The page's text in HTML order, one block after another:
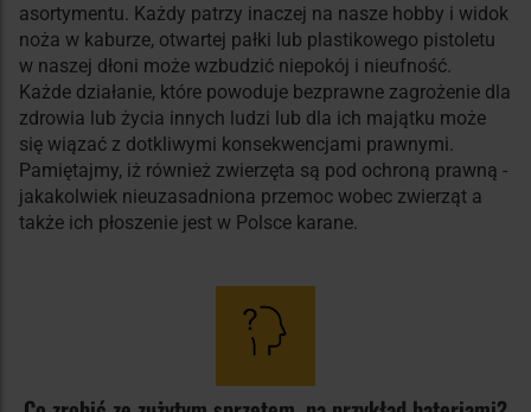
asortymentu. Każdy patrzy inaczej na nasze hobby i widok
noża w kaburze, otwartej pałki lub plastikowego pistoletu
w naszej dłoni może wzbudzić niepokój i nieufność.
Każde działanie, które powoduje bezprawne zagrożenie dla
zdrowia lub życia innych ludzi lub dla ich majątku może
się wiązać z dotkliwymi konsekwencjami prawnymi.
Pamiętajmy, iż również zwierzęta są pod ochroną prawną -
jakakolwiek nieuzasadniona przemoc wobec zwierząt a
także ich płoszenie jest w Polsce karane.